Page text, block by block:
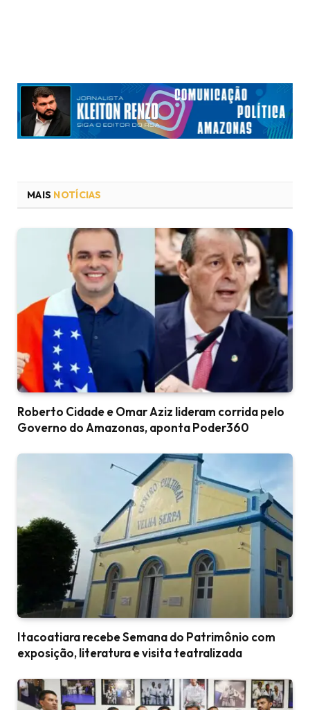
MAIS NOTÍCIAS
Roberto Cidade e Omar Aziz lideram corrida pelo
Governo do Amazonas, aponta Poder360
Itacoatiara recebe Semana do Patrimônio com
exposição, literatura e visita teatralizada